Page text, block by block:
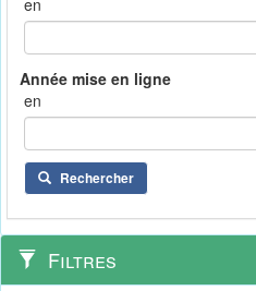
en
en
Rechercher
Filtres